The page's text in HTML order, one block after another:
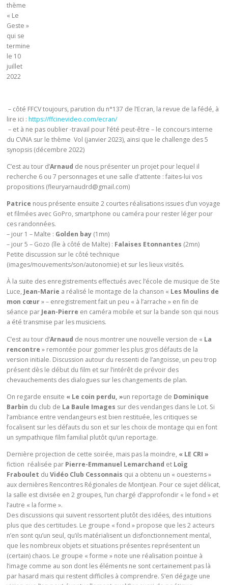
thème
« Le
Geste »
qui se
termine
le 10
juillet
2022
– côté FFCV toujours, parution du n°137 de l’Ecran, la revue de la fédé, à
lire ici :https://ffcinevideo.com/ecran/
– et à ne pas oublier -travail pour l’été peut-être – le concours interne
du CVNA sur le thème Vol (janvier 2023), ainsi que le challenge des 5
synopsis (décembre 2022)
C’est au tour d’Arnaud de nous présenter un projet pour lequel il
recherche 6 ou 7 personnages et une salle d’attente : faites-lui vos
propositions (fleuryarnaudrd@gmail.com)
Patrice nous présente ensuite 2 courtes réalisations issues d’un voyage
et filmées avec GoPro, smartphone ou caméra pour rester léger pour
ces randonnées.
– jour 1 – Malte : Golden bay (1mn)
– jour 5 – Gozo (île à côté de Malte) : Falaises Etonnantes (2mn)
Petite discussion sur le côté technique
(images/mouvements/son/autonomie) et sur les lieux visités.
À la suite des enregistrements effectués avec l’école de musique de Ste
Luce, Jean-Marie a réalisé le montage de la chanson « Les Moulins de
mon cœur» – enregistrement fait un peu « à l’arrache » en fin de
séance par Jean-Pierre en caméra mobile et sur la bande son qui nous
a été transmise par les musiciens.
C’est au tour d’Arnaud de nous montrer une nouvelle version de « La
rencontre » remontée pour gommer les plus gros défauts de la
version initiale. Discussion autour du ressenti de l’angoisse, un peu trop
présent dès le début du film et sur l’intérêt de prévoir des
chevauchements des dialogues sur les changements de plan.
On regarde ensuite « Le coin perdu, »un reportage de Dominique
Barbin du club de La Baule Images sur des vendanges dans le Lot. Si
l’ambiance entre vendangeurs est bien restituée, les critiques se
focalisent sur les défauts du son et sur les choix de montage qui en font
un sympathique film familial plutôt qu’un reportage.
Dernière projection de cette soirée, mais pas la moindre, « LE CRI »
fiction réalisée par Pierre-Emmanuel Lemarchand et Loïg
Fraboulet duVidéo Club Cessonnais qui a obtenu un « ouesterns »
aux dernières Rencontres Régionales de Montjean. Pour ce sujet délicat,
la salle est divisée en 2 groupes, l’un chargé d’approfondir « le fond » et
l’autre « la forme ».
Des discussions qui suivent ressortent plutôt des idées, des intuitions
plus que des certitudes. Le groupe « fond » propose que les 2 acteurs
n’en sont qu’un seul, qu’ils matérialisent un disfonctionnement mental,
que les nombreux objets et situations présentes représentent un
(certain) chaos. Le groupe « forme » note une réalisation pointue à
l’image comme au son dont les éléments ne sont certainement pas là
par hasard mais qui restent difficiles à comprendre. S’en dégage une